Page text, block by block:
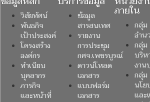
วิสัยทัศน์
พันธกิจ
เป้าประสงค์
โครงสร้าง
องค์กร
ทำเนียบ
บุคลากร
ภารกิจ
และหน้าที่
ข้อมูล
สารสนเทศ
รายงาน
การประชุม
กศจ.เพชรบูรณ์
ดาวน์โหลด
เอกสาร
แบบฟอร์ม
เอกสาร
ภายใน
กลุ่ม
อำน
กลุ่ม
บริห
งาน
กลุ่ม
นโย
และ